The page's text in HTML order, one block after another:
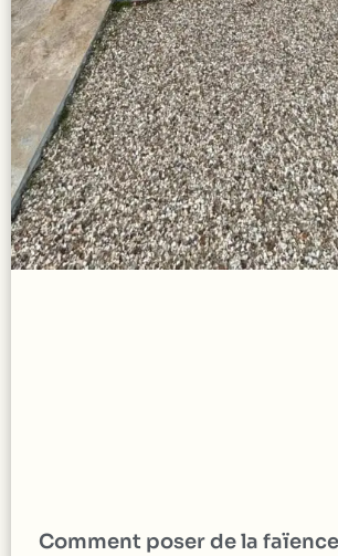
Comment poser de la